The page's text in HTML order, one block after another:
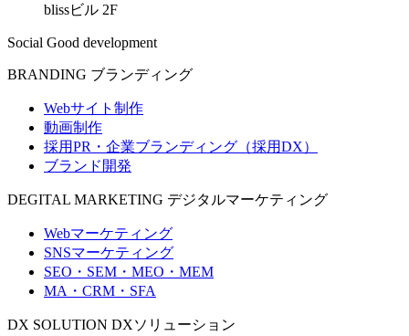
blissビル 2F
Social Good development
BRANDING ブランディング
Webサイト制作
動画制作
採用PR・企業ブランディング（採用DX）
ブランド開発
DEGITAL MARKETING デジタルマーケティング
Webマーケティング
SNSマーケティング
SEO・SEM・MEO・MEM
MA・CRM・SFA
DX SOLUTION DXソリューション